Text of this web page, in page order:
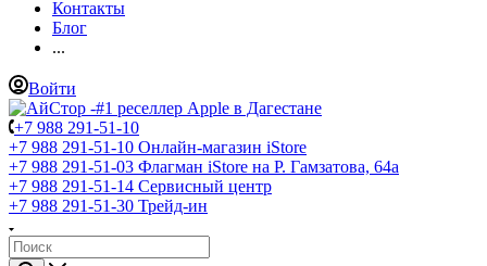
Контакты
Блог
...
Войти
+7 988 291-51-10
+7 988 291-51-10 Онлайн-магазин iStore
+7 988 291-51-03 Флагман iStore на Р. Гамзатова, 64а
+7 988 291-51-14 Сервисный центр
+7 988 291-51-30 Трейд-ин